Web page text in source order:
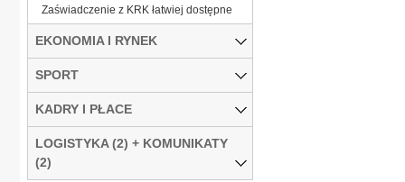
Zaświadczenie z KRK łatwiej dostępne
EKONOMIA I RYNEK
SPORT
KADRY I PŁACE
LOGISTYKA (2) + KOMUNIKATY
(2)